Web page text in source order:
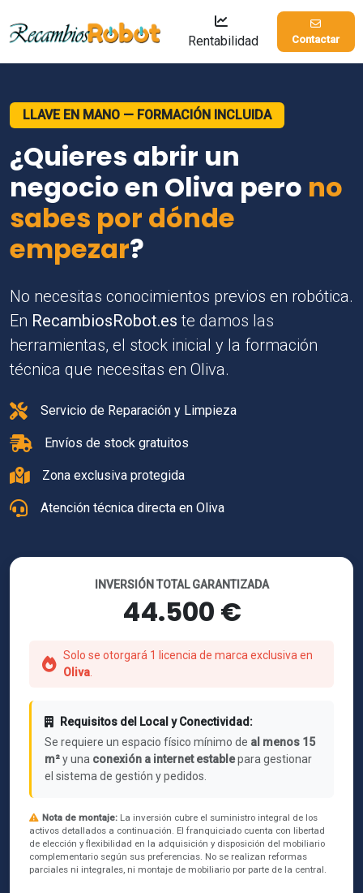
Rentabilidad Contactar
LLAVE EN MANO — FORMACIÓN INCLUIDA
¿Quieres abrir un
negocio en Oliva pero no
sabes por dónde
empezar?
No necesitas conocimientos previos en robótica.
En RecambiosRobot.es te damos las
herramientas, el stock inicial y la formación
técnica que necesitas en Oliva.
Servicio de Reparación y Limpieza
Envíos de stock gratuitos
Zona exclusiva protegida
Atención técnica directa en Oliva
INVERSIÓN TOTAL GARANTIZADA
44.500 €
Solo se otorgará 1 licencia de marca exclusiva en
Oliva
Requisitos del Local y Conectividad:
Se requiere un espacio físico mínimo de al menos 15
m²y una conexión a internet establepara gestionar
el sistema de gestión y pedidos.
Nota de montaje: La inversión cubre el suministro integral de los
activos detallados a continuación. El franquiciado cuenta con libertad
de elección y flexibilidad en la adquisición y disposición del mobiliario
complementario según sus preferencias. No se realizan reformas
parciales ni integrales, ni montaje de mobiliario por parte de la central.